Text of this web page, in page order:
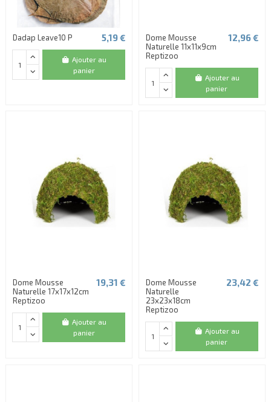
Dadap Leave10 P 5,19 €
Ajouter au
panier
Dome Mousse
Naturelle 11x11x9cm
Reptizoo
12,96 €
Ajouter au
panier
Dome Mousse
Naturelle 17x17x12cm
Reptizoo
19,31 €
Ajouter au
panier
Dome Mousse
Naturelle
23x23x18cm
Reptizoo
23,42 €
Ajouter au
panier